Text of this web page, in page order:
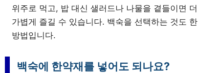
위주로 먹고, 밥 대신 샐러드나 나물을 곁들이면 더
가볍게 즐길 수 있습니다. 백숙을 선택하는 것도 한
방법입니다.
백숙에 한약재를 넣어도 되나요?